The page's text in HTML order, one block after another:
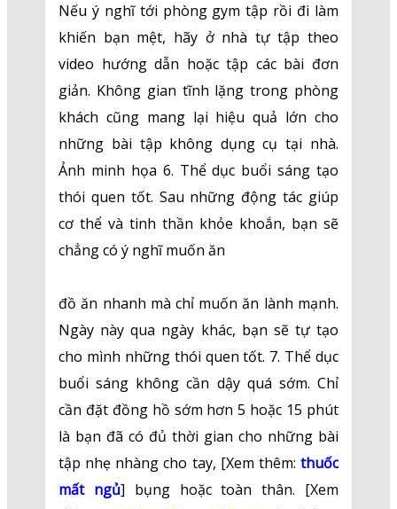
Nếu ý nghĩ tới phòng gym tập rồi đi làm
khiến bạn mệt, hãy ở nhà tự tập theo
video hướng dẫn hoặc tập các bài đơn
giản. Không gian tĩnh lặng trong phòng
khách cũng mang lại hiệu quả lớn cho
những bài tập không dụng cụ tại nhà.
Ảnh minh họa 6. Thể dục buổi sáng tạo
thói quen tốt. Sau những động tác giúp
cơ thể và tinh thần khỏe khoắn, bạn sẽ
chẳng có ý nghĩ muốn ăn
đồ ăn nhanh mà chỉ muốn ăn lành mạnh.
Ngày này qua ngày khác, bạn sẽ tự tạo
cho mình những thói quen tốt. 7. Thể dục
buổi sáng không cần dậy quá sớm. Chỉ
cần đặt đồng hồ sớm hơn 5 hoặc 15 phút
là bạn đã có đủ thời gian cho những bài
tập nhẹ nhàng cho tay, [Xem thêm: thuốc
mất ngủ] bụng hoặc toàn thân. [Xem